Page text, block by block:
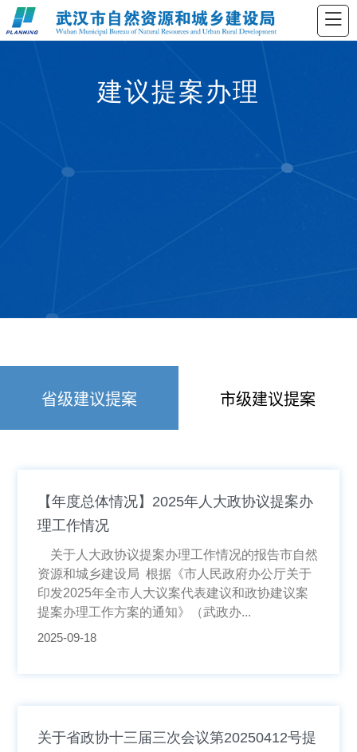
建议提案办理
省级建议提案 市级建议提案
【年度总体情况】2025年人大政协议提案办
理工作情况
关于人大政协议提案办理工作情况的报告市自然
资源和城乡建设局 根据《市人民政府办公厅关于
印发2025年全市人大议案代表建议和政协建议案
提案办理工作方案的通知》（武政办...
2025-09-18
关于省政协十三届三次会议第20250412号提